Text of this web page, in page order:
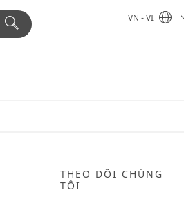
VN - VI
THEO DÕI CHÚNG
TÔI